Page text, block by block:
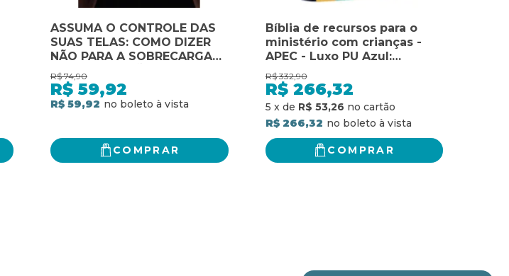
ASSUMA O CONTROLE DAS
SUAS TELAS: COMO DIZER
NÃO PARA A SOBRECARGA
DE INFORMAÇÃO, MELHORAR
A PRODUTIVIDADE E USAR A
TECNOLOGIA A SEU FAVOR
PARA TER MAIS TEMPO PARA
R$ 74,90
R$ 59,92
R$ 59,92
COMPRAR
Bíblia de recursos para o
ministério com crianças -
APEC - Luxo PU Azul:
ferramenta de auxílio de
ensino para as nossas
crianças sobre todo o amor
de Jesus para com elas
R$ 332,90
R$ 266,32
5 x de R$ 53,26
R$ 266,32
COMPRAR